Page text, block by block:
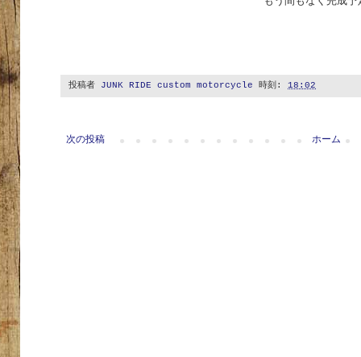
投稿者 JUNK RIDE custom motorcycle 時刻: 18:02
次の投稿 ホーム